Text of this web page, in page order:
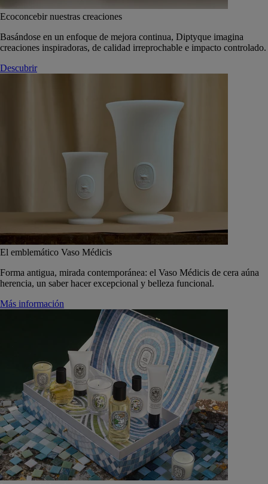
Ecoconcebir nuestras creaciones
Basándose en un enfoque de mejora continua, Diptyque imagina
creaciones inspiradoras, de calidad irreprochable e impacto controlado.
Descubrir
El emblemático Vaso Médicis
Forma antigua, mirada contemporánea: el Vaso Médicis de cera aúna
herencia, un saber hacer excepcional y belleza funcional.
Más información